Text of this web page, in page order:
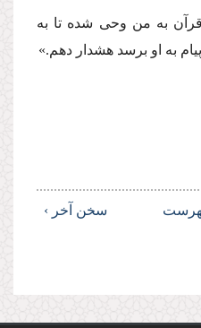
این قرآن به من وحى شده تا به
به او برسد هشدار دهم.»
سخن آخر ›